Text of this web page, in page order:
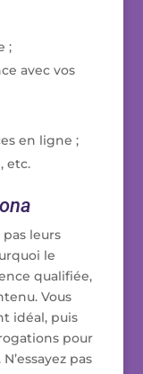
;
avec vos
en ligne ;
etc.
leurs
le
qualifiée,
Vous
idéal, puis
pour
pas